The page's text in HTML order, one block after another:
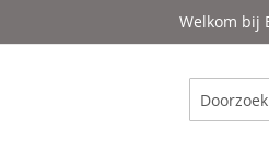
Welkom bij
Zoeken